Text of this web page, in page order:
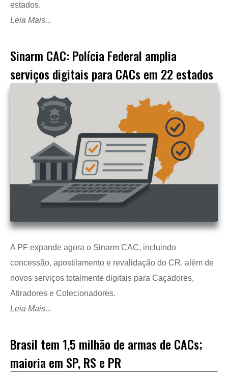
estados.
Leia Mais...
Sinarm CAC: Polícia Federal amplia
serviços digitais para CACs em 22 estados
A PF expande agora o Sinarm CAC, incluindo
concessão, apostilamento e revalidação do CR, além de
novos serviços totalmente digitais para Caçadores,
Atiradores e Colecionadores.
Leia Mais...
Brasil tem 1,5 milhão de armas de CACs;
maioria em SP, RS e PR